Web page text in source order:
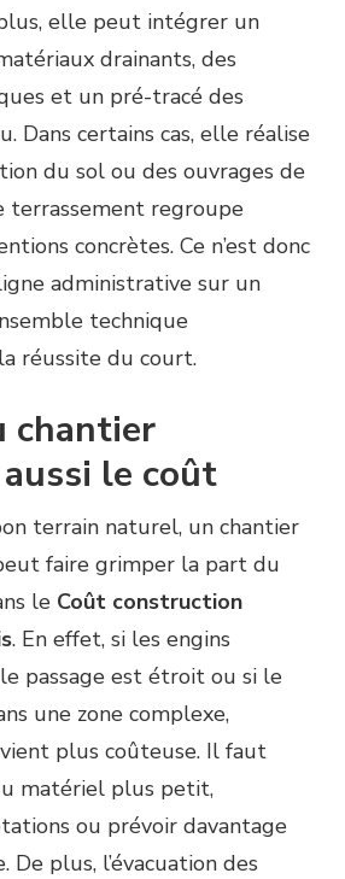
elle peut intégrer un
drainants, des
et un pré-tracé des
Dans certains cas, elle réalise
du sol ou des ouvrages de
terrassement regroupe
concrètes. Ce n’est donc
administrative sur un
technique
réussite du court.
chantier
le coût
terrain naturel, un chantier
faire grimper la part du
le Coût construction
. En effet, si les engins
passage est étroit ou si le
une zone complexe,
plus coûteuse. Il faut
matériel plus petit,
ou prévoir davantage
De plus, l’évacuation des